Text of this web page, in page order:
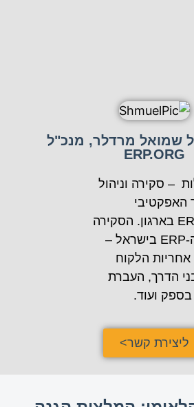
שמואל מרדלר, מנכ"ל
ERP.ORG
– סקירה וניהול
האפקטיבי
להחלפת מערכת ERP בארגון. הסקירה
כוללת: הצגת שוק ה-ERP בישראל –
אחריות הלקוח
הדרך, העברת
ועוד.
ליצירת קשר>